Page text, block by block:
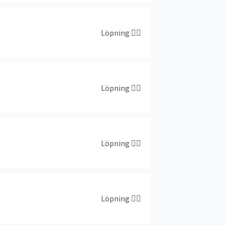
Löpning 🏃‍♀️
Löpning 🏃‍♀️
Löpning 🏃‍♀️
Löpning 🏃‍♀️